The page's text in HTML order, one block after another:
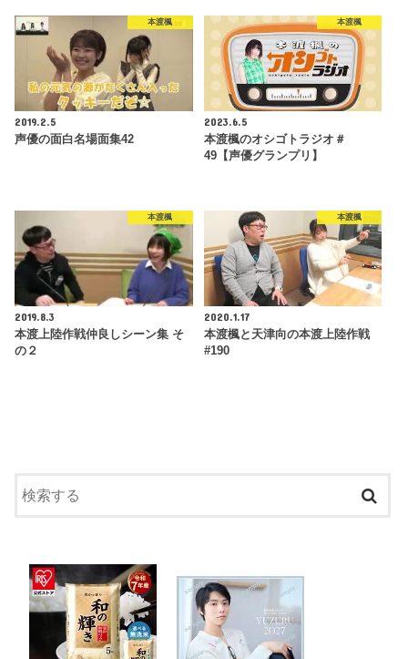
本渡楓
2019.2.5
声優の面白名場面集42
本渡楓
2023.6.5
本渡楓のオシゴトラジオ＃
49【声優グランプリ】
本渡楓
2019.8.3
本渡上陸作戦仲良しシーン集 そ
の２
本渡楓
2020.1.17
本渡楓と天津向の本渡上陸作戦
#190